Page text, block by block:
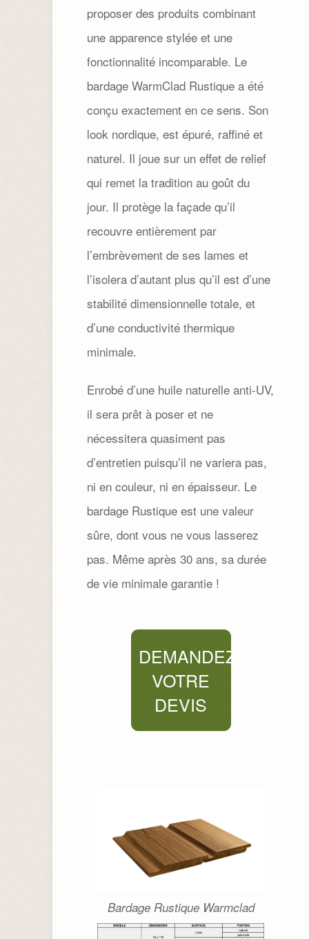
proposer des produits combinant
une apparence stylée et une
fonctionnalité incomparable. Le
bardage WarmClad Rustique a été
conçu exactement en ce sens. Son
look nordique, est épuré, raffiné et
naturel. Il joue sur un effet de relief
qui remet la tradition au goût du
jour. Il protège la façade qu’il
recouvre entièrement par
l’embrèvement de ses lames et
l’isolera d’autant plus qu’il est d’une
stabilité dimensionnelle totale, et
d’une conductivité thermique
minimale.
Enrobé d’une huile naturelle anti-UV,
il sera prêt à poser et ne
nécessitera quasiment pas
d’entretien puisqu’il ne variera pas,
ni en couleur, ni en épaisseur. Le
bardage Rustique est une valeur
sûre, dont vous ne vous lasserez
pas. Même après 30 ans, sa durée
de vie minimale garantie !
DEMANDEZ
VOTRE
DEVIS
Bardage Rustique Warmclad